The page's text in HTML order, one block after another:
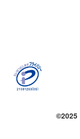
©2025